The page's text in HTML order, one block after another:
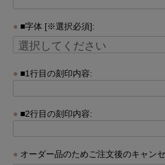
■字体 [※選択必須]:
■1行目の刻印内容:
■2行目の刻印内容:
オーダー品のためご注文後のキャン